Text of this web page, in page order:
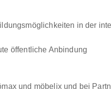
in der
öffentliche Anbindung
und möbelix und bei